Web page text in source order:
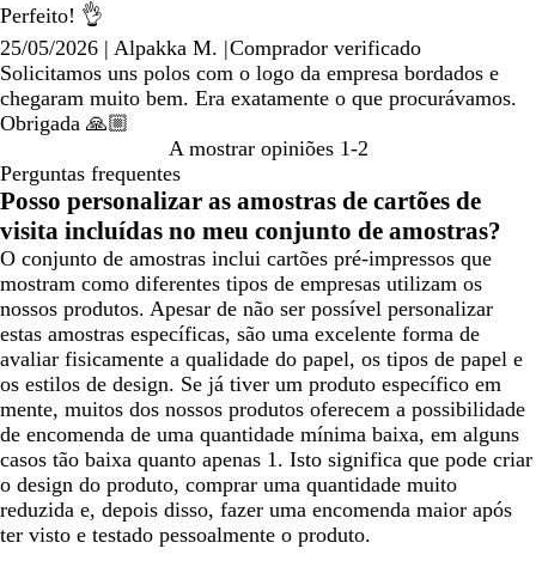
Perfeito! 👌
25/05/2026 | Alpakka M. |Comprador verificado
Solicitamos uns polos com o logo da empresa bordados e
chegaram muito bem. Era exatamente o que procurávamos.
Obrigada 🙏🏼
A mostrar opiniões 1-2
Perguntas frequentes
Posso personalizar as amostras de cartões de
visita incluídas no meu conjunto de amostras?
O conjunto de amostras inclui cartões pré-impressos que
mostram como diferentes tipos de empresas utilizam os
nossos produtos. Apesar de não ser possível personalizar
estas amostras específicas, são uma excelente forma de
avaliar fisicamente a qualidade do papel, os tipos de papel e
os estilos de design. Se já tiver um produto específico em
mente, muitos dos nossos produtos oferecem a possibilidade
de encomenda de uma quantidade mínima baixa, em alguns
casos tão baixa quanto apenas 1. Isto significa que pode criar
o design do produto, comprar uma quantidade muito
reduzida e, depois disso, fazer uma encomenda maior após
ter visto e testado pessoalmente o produto.